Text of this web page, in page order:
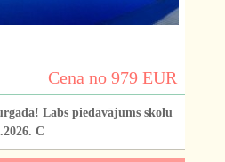
Cena no 979 EUR
Labs piedāvājums skolu
C